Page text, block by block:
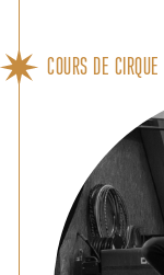
COURS DE CIRQUE